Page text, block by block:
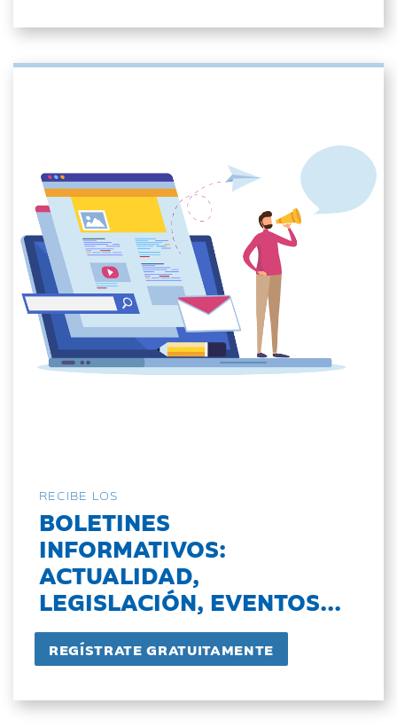
RECIBE LOS
BOLETINES
INFORMATIVOS:
ACTUALIDAD,
LEGISLACIÓN, EVENTOS...